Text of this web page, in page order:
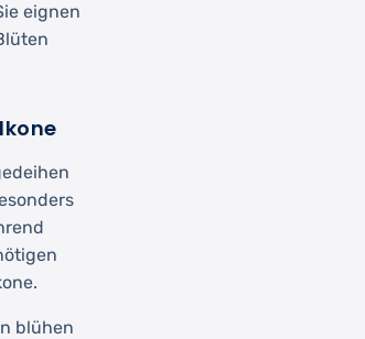
eignen
blühen